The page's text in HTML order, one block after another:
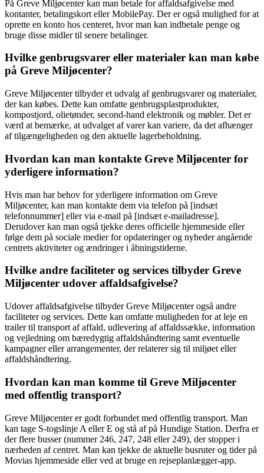
På Greve Miljøcenter kan man betale for affaldsafgivelse med
kontanter, betalingskort eller MobilePay. Der er også mulighed for at
oprette en konto hos centeret, hvor man kan indbetale penge og
bruge disse midler til senere betalinger.
Hvilke genbrugsvarer eller materialer kan man købe
på Greve Miljøcenter?
Greve Miljøcenter tilbyder et udvalg af genbrugsvarer og materialer,
der kan købes. Dette kan omfatte genbrugsplastprodukter,
kompostjord, olietønder, second-hand elektronik og møbler. Det er
værd at bemærke, at udvalget af varer kan variere, da det afhænger
af tilgængeligheden og den aktuelle lagerbeholdning.
Hvordan kan man kontakte Greve Miljøcenter for
yderligere information?
Hvis man har behov for yderligere information om Greve
Miljøcenter, kan man kontakte dem via telefon på [indsæt
telefonnummer] eller via e-mail på [indsæt e-mailadresse].
Derudover kan man også tjekke deres officielle hjemmeside eller
følge dem på sociale medier for opdateringer og nyheder angående
centrets aktiviteter og ændringer i åbningstiderne.
Hvilke andre faciliteter og services tilbyder Greve
Miljøcenter udover affaldsafgivelse?
Udover affaldsafgivelse tilbyder Greve Miljøcenter også andre
faciliteter og services. Dette kan omfatte muligheden for at leje en
trailer til transport af affald, udlevering af affaldssække, information
og vejledning om bæredygtig affaldshåndtering samt eventuelle
kampagner eller arrangementer, der relaterer sig til miljøet eller
affaldshåndtering.
Hvordan kan man komme til Greve Miljøcenter
med offentlig transport?
Greve Miljøcenter er godt forbundet med offentlig transport. Man
kan tage S-togslinje A eller E og stå af på Hundige Station. Derfra er
der flere busser (nummer 246, 247, 248 eller 249), der stopper i
nærheden af centret. Man kan tjekke de aktuelle busruter og tider på
Movias hjemmeside eller ved at bruge en rejseplanlægger-app.